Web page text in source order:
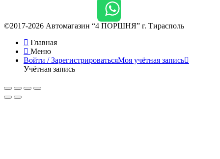
©2017-2026 Автомагазин “4 ПОРШНЯ” г. Тирасполь
Главная
Меню
Войти / ЗарегистрироватьсяМоя учётная запись
Учётная запись